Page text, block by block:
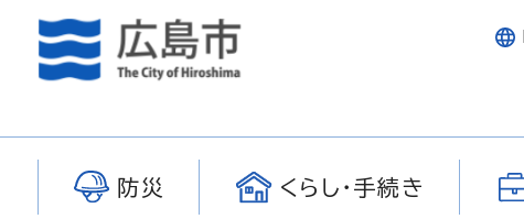
防災 くらし・手続き